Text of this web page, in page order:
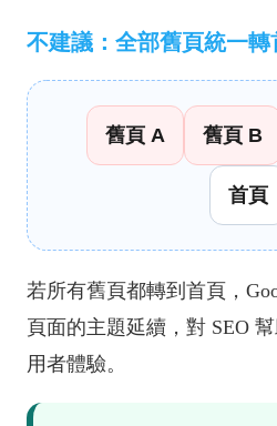
不建議：全部舊頁統一轉
舊頁 A 舊頁 B
首頁
若所有舊頁都轉到首頁，
頁面的主題延續，對 SEO
用者體驗。